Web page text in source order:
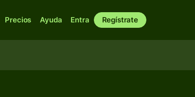
Precios Ayuda Entra Regístrate